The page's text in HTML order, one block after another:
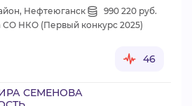
Нефтеюганск
990 220 руб.
СО НКО (Первый конкурс 2025)
46
СЕМЕНОВА